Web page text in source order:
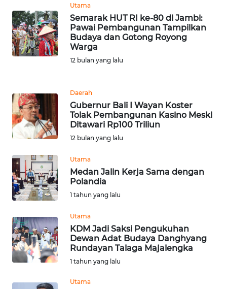
Utama
Semarak HUT RI ke-80 di Jambi:
Pawai Pembangunan Tampilkan
Budaya dan Gotong Royong
Warga
12 bulan yang lalu
Daerah
Gubernur Bali I Wayan Koster
Tolak Pembangunan Kasino Meski
Ditawari Rp100 Triliun
12 bulan yang lalu
Utama
Medan Jalin Kerja Sama dengan
Polandia
1 tahun yang lalu
Utama
KDM Jadi Saksi Pengukuhan
Dewan Adat Budaya Danghyang
Rundayan Talaga Majalengka
1 tahun yang lalu
Utama
WN
BANTEN
WN
KEPRI
PAPUA
WN
PAPUA
WN
RIAU
SERAMBI